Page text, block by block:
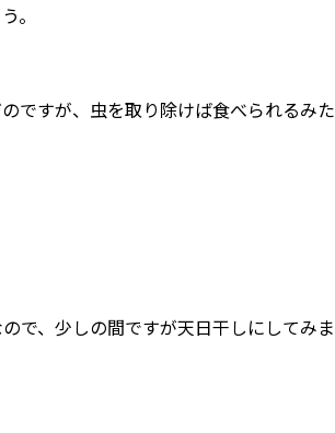
。
ですが、虫を取り除けば食べられるみた
で、少しの間ですが天日干しにしてみま